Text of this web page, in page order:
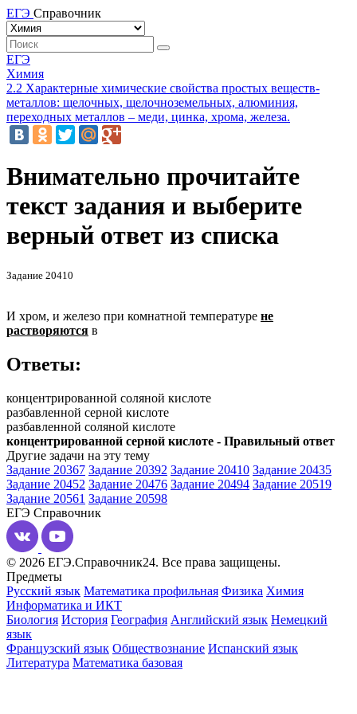
ЕГЭ Справочник
ЕГЭ
Химия
2.2 Характерные химические свойства простых веществ-
металлов: щелочных, щелочноземельных, алюминия,
переходных металлов – меди, цинка, хрома, железа.
Внимательно прочитайте
текст задания и выберите
верный ответ из списка
Задание 20410
И хром, и железо при комнатной температуре не
растворяются в
Ответы:
концентрированной соляной кислоте
разбавленной серной кислоте
разбавленной соляной кислоте
концентрированной серной кислоте - Правильный ответ
Другие задачи на эту тему
Задание 20367 Задание 20392 Задание 20410 Задание 20435
Задание 20452 Задание 20476 Задание 20494 Задание 20519
Задание 20561 Задание 20598
ЕГЭ Справочник
© 2026 ЕГЭ.Справочник24. Все права защищены.
Предметы
Русский язык Математика профильная Физика Химия
Информатика и ИКТ
Биология История География Английский язык Немецкий
язык
Французский язык Обществознание Испанский язык
Литература Математика базовая